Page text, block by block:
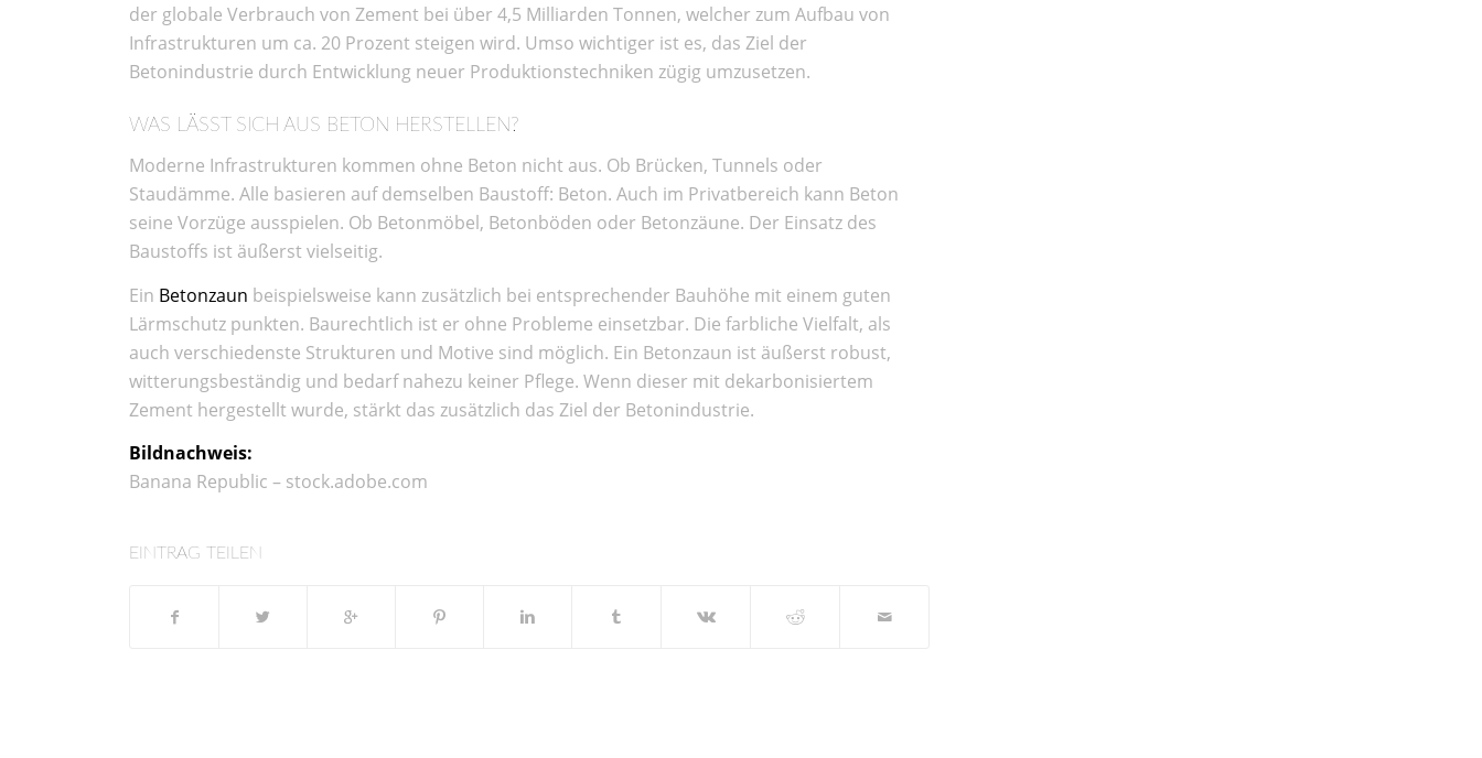
der globale Verbrauch von Zement bei über 4,5 Milliarden Tonnen, welcher zum Aufbau von
Infrastrukturen um ca. 20 Prozent steigen wird. Umso wichtiger ist es, das Ziel der
Betonindustrie durch Entwicklung neuer Produktionstechniken zügig umzusetzen.
WAS LÄSST SICH AUS BETON HERSTELLEN?
Moderne Infrastrukturen kommen ohne Beton nicht aus. Ob Brücken, Tunnels oder
Staudämme. Alle basieren auf demselben Baustoff: Beton. Auch im Privatbereich kann Beton
seine Vorzüge ausspielen. Ob Betonmöbel, Betonböden oder Betonzäune. Der Einsatz des
Baustoffs ist äußerst vielseitig.
Ein Betonzaun beispielsweise kann zusätzlich bei entsprechender Bauhöhe mit einem guten
Lärmschutz punkten. Baurechtlich ist er ohne Probleme einsetzbar. Die farbliche Vielfalt, als
auch verschiedenste Strukturen und Motive sind möglich. Ein Betonzaun ist äußerst robust,
witterungsbeständig und bedarf nahezu keiner Pflege. Wenn dieser mit dekarbonisiertem
Zement hergestellt wurde, stärkt das zusätzlich das Ziel der Betonindustrie.
Bildnachweis:
Banana Republic – stock.adobe.com
EINTRAG TEILEN